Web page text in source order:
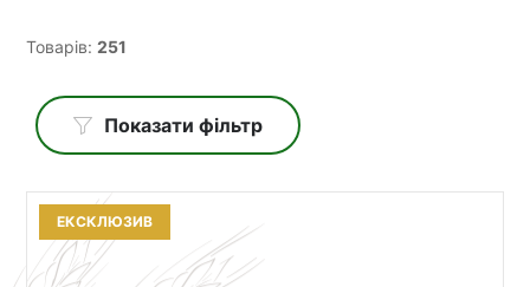
Товарів: 251
Показати фільтр
ЕКСКЛЮЗИВ